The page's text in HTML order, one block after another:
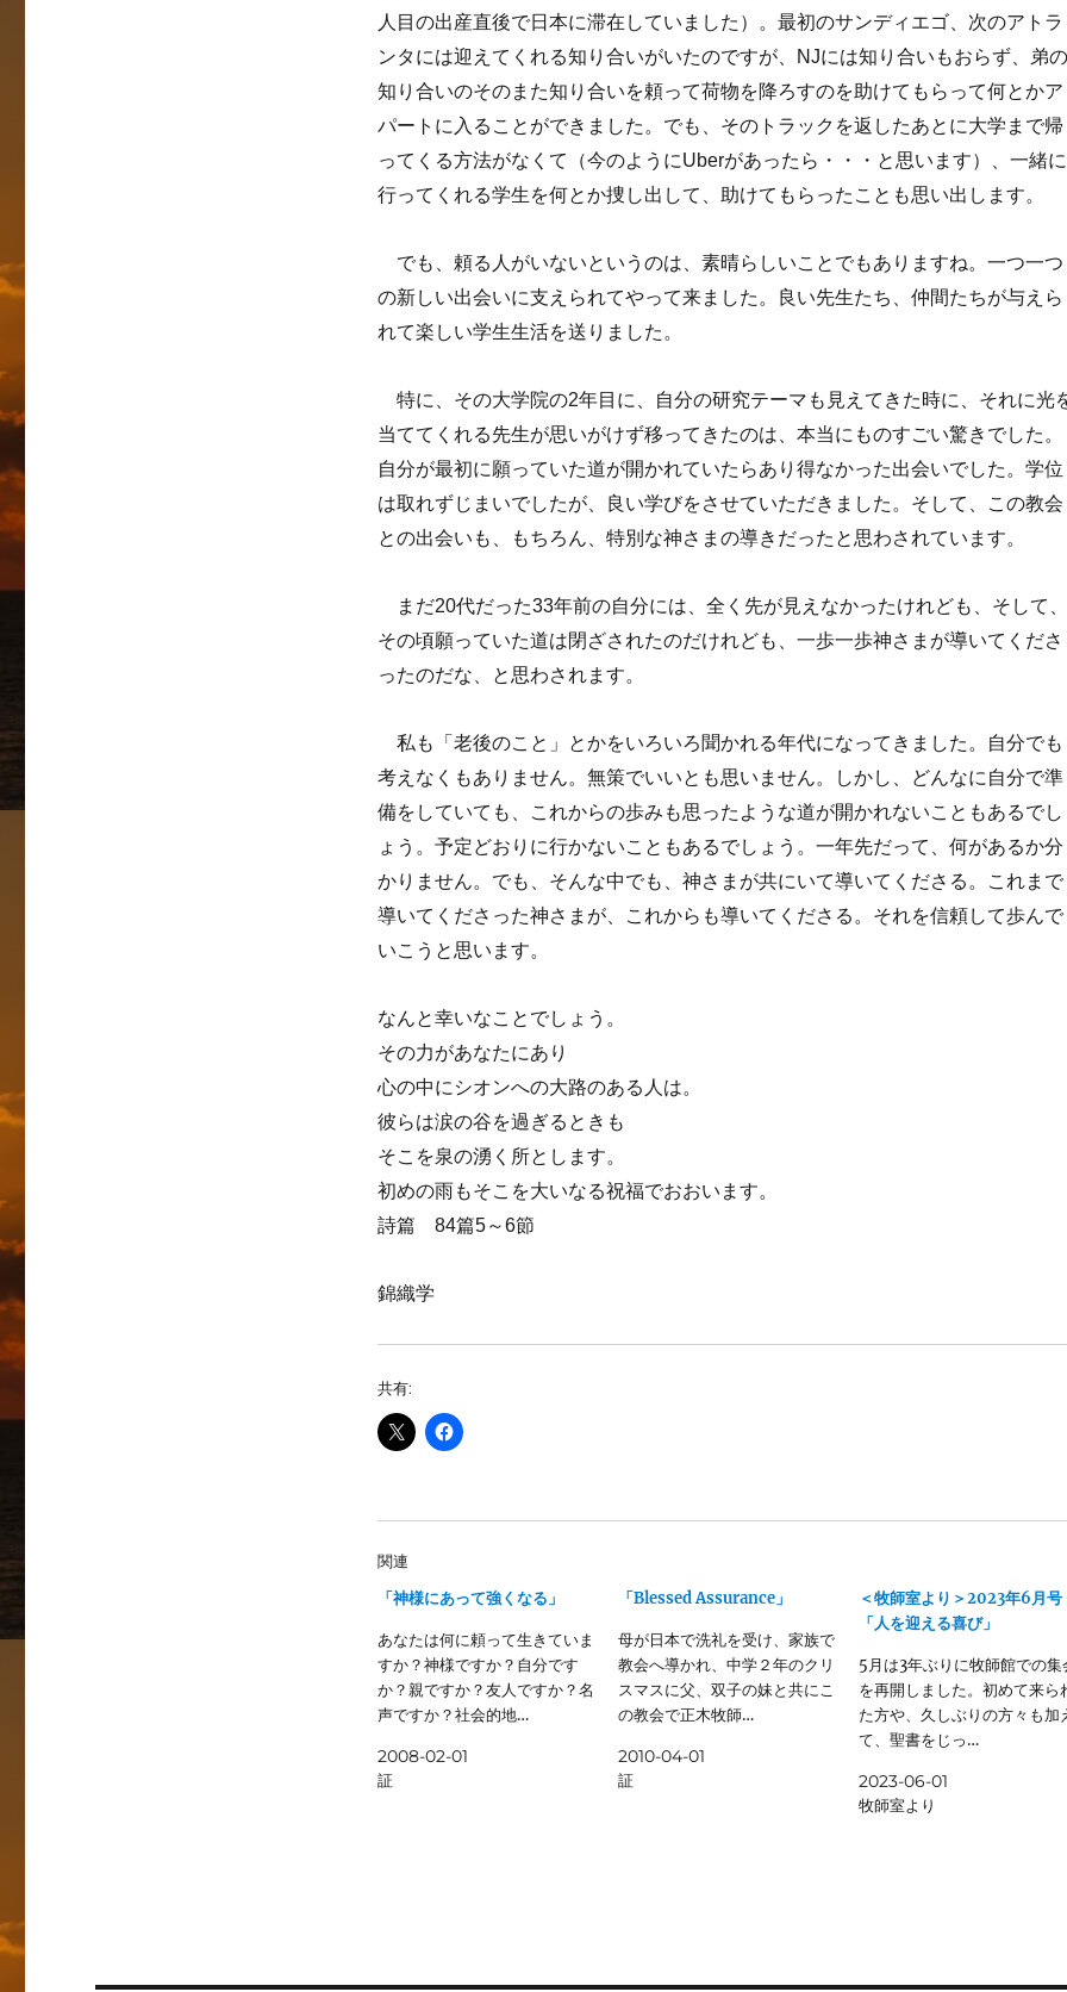
人目の出産直後で日本に滞在していました）。最初のサンディエゴ、次のアトラ
ンタには迎えてくれる知り合いがいたのですが、NJには知り合いもおらず、弟の
知り合いのそのまた知り合いを頼って荷物を降ろすのを助けてもらって何とかア
パートに入ることができました。でも、そのトラックを返したあとに大学まで帰
ってくる方法がなくて（今のようにUberがあったら・・・と思います）、一緒に
行ってくれる学生を何とか捜し出して、助けてもらったことも思い出します。
でも、頼る人がいないというのは、素晴らしいことでもありますね。一つ一つ
の新しい出会いに支えられてやって来ました。良い先生たち、仲間たちが与えら
れて楽しい学生生活を送りました。
特に、その大学院の2年目に、自分の研究テーマも見えてきた時に、それに光
当ててくれる先生が思いがけず移ってきたのは、本当にものすごい驚きでした。
自分が最初に願っていた道が開かれていたらあり得なかった出会いでした。学位
は取れずじまいでしたが、良い学びをさせていただきました。そして、この教会
との出会いも、もちろん、特別な神さまの導きだったと思わされています。
まだ20代だった33年前の自分には、全く先が見えなかったけれども、そして、
その頃願っていた道は閉ざされたのだけれども、一歩一歩神さまが導いてくださ
ったのだな、と思わされます。
私も「老後のこと」とかをいろいろ聞かれる年代になってきました。自分でも
考えなくもありません。無策でいいとも思いません。しかし、どんなに自分で準
備をしていても、これからの歩みも思ったような道が開かれないこともあるでし
ょう。予定どおりに行かないこともあるでしょう。一年先だって、何があるか分
かりません。でも、そんな中でも、神さまが共にいて導いてくださる。これまで
導いてくださった神さまが、これからも導いてくださる。それを信頼して歩んで
いこうと思います。
なんと幸いなことでしょう。
その力があなたにあり
心の中にシオンへの大路のある人は。
彼らは涙の谷を過ぎるときも
そこを泉の湧く所とします。
初めの雨もそこを大いなる祝福でおおいます。
詩篇 84篇5～6節
錦織学
共有:
関連
「神様にあって強くなる」
あなたは何に頼って生きていま
すか？神様ですか？自分です
か？親ですか？友人ですか？名
声ですか？社会的地…
2008-02-01
証
「Blessed Assurance」
母が日本で洗礼を受け、家族で
教会へ導かれ、中学２年のクリ
スマスに父、双子の妹と共にこ
の教会で正木牧師…
2010-04-01
証
＜牧師室より＞2023年6月号
「人を迎える喜び」
5月は3年ぶりに牧師館での集
を再開しました。初めて来ら
た方や、久しぶりの方々も加
て、聖書をじっ…
2023-06-01
牧師室より